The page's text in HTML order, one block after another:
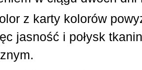
z karty kolorów
jasność i połysk